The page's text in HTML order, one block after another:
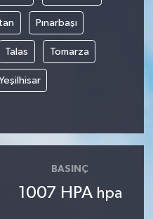
Pınarbaşı
Talas Tomarza
BASINÇ
1007 HPA hpa